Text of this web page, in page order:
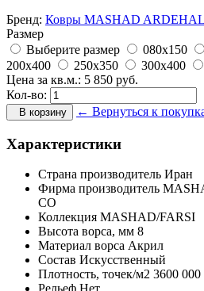
Бренд: Ковры MASHAD
Размер
Выберите размер
080x150
200x400
250x350 300x400
Цена за кв.м.: 5 850 руб.
Кол-во:
В корзину ← Вернуться к
Характеристики
Страна производитель Иран
Фирма производитель
CO
Коллекция MASHAD/FARSI
Высота ворса, мм 8
Материал ворса Акрил
Состав Искусственный
Плотность, точек/м2 3600 000